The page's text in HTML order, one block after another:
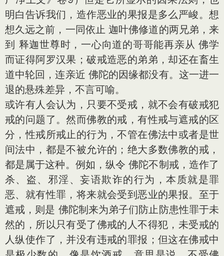
明白告诉我们，造作恶业的果报是多么严峻。想
想久远之前，一同依止 迦叶佛修道的两兄弟，来
到 释迦世尊时，一心向道的哥哥能再亲从 佛学
而证得阿罗汉果；破戒造恶的弟弟，却还在畜生
道中轮回，连亲近 佛陀的因缘都没有。这一进一
退的悬殊差异，不言可喻。
或许有人会认为，只要不受戒，就不会有破戒犯
戒的问题了。然而佛教的戒，有性戒与遮戒的区
分，性戒所戒止的行为，不管在佛法中或者是世
间法中，都是不被允许的；绝大多数佛教的戒，
都是属于这种。例如，纵令 佛陀不制戒，造作了
杀、盗、邪淫、妄语欺诈的行为，本质就是罪
恶、就有性罪，将来就会受到恶业的果报。至于
遮戒，则是 佛陀制来为弟子们防止防患性罪于未
然的，所以只有受了佛戒的人不得犯，未受戒的
人纵使作了，并没有违戒的罪报；但这在佛戒中